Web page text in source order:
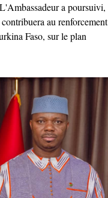
a poursuivi,
au renforcement
Faso, sur le plan